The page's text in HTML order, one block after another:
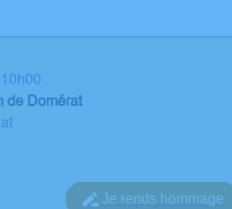
10h00
de Domérat
Je rends hommage